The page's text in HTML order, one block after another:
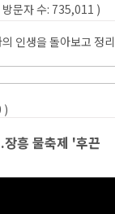
문자 수: 735,011 )
인생을 돌아보고 정
)
흥 물축제 '후끈